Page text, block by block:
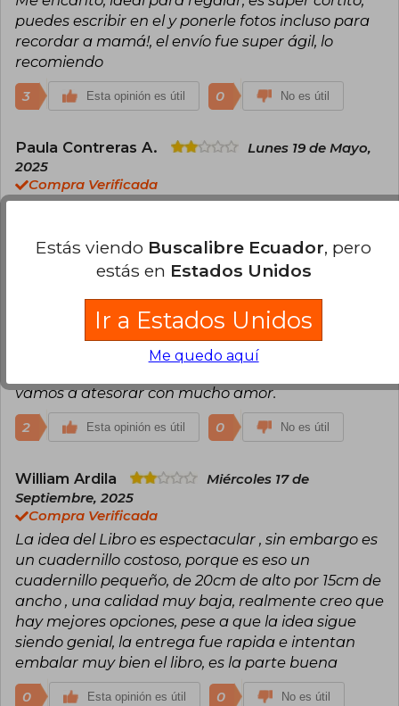
puedes escribir en el y ponerle fotos incluso para
recordar a mamá!, el envío fue super ágil, lo
recomiendo
3 Esta opinión es útil 0 No es útil
Paula Contreras A.
Lunes 19 de Mayo,
2025
Compra Verificada
cuenta con ese material entonces se hace difícil la
tarea. Por otro lado no es de muy buena calidad,
blanda. Entonces el precio cobrado es excesivo
para lo que recibí. Por la impresión y el papel
utilizado, el precio debería ser menos de la mitad.
vamos a atesorar con mucho amor.
2 Esta opinión es útil 0 No es útil
William Ardila
Miércoles 17 de
Septiembre, 2025
Compra Verificada
La idea del Libro es espectacular , sin embargo es
un cuadernillo costoso, porque es eso un
cuadernillo pequeño, de 20cm de alto por 15cm de
ancho , una calidad muy baja, realmente creo que
hay mejores opciones, pese a que la idea sigue
siendo genial, la entrega fue rapida e intentan
embalar muy bien el libro, es la parte buena
0 Esta opinión es útil 0 No es útil
Estás viendo Buscalibre Ecuador, pero
estás en Estados Unidos
Ir a Estados Unidos
Me quedo aquí